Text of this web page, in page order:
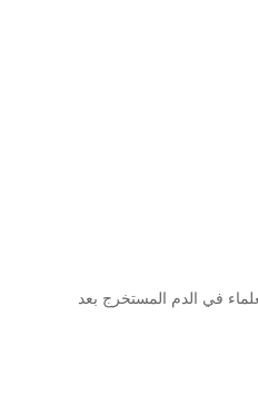
في الدم المستخرج بعد